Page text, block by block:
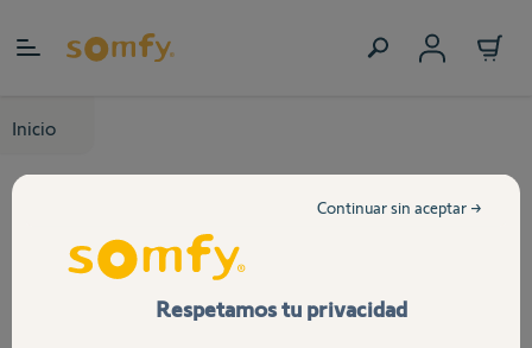
Inicio
Respetamos tu privacidad
Continuar sin aceptar →